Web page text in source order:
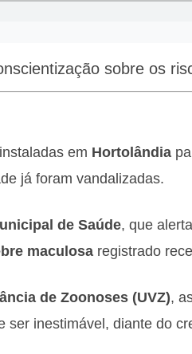
sobre os
em Hortolândia
já foram vandalizadas.
de Saúde, que
maculosa registrado
de Zoonoses (UVZ),
ser inestimável, diante do